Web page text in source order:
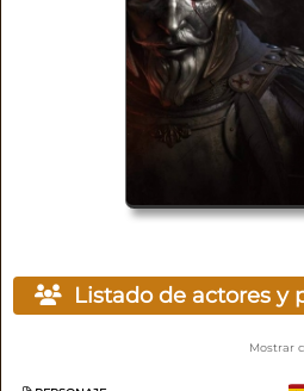
Listado de actores y
Mostrar